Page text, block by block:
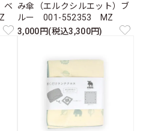
ベ
み傘（エルクシルエット）ブ
ルー 001-552353 MZ
3,000円(税込3,300円)